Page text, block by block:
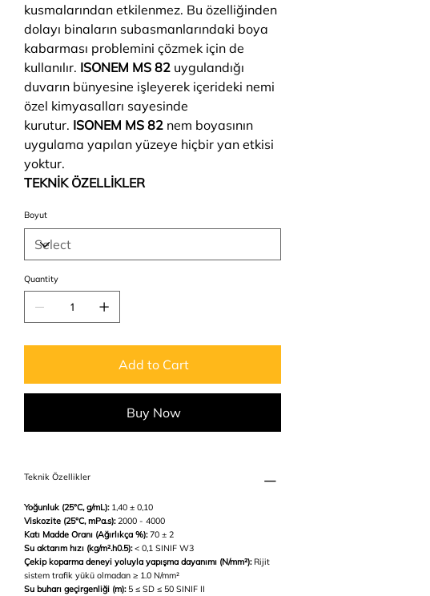
kusmalarından etkilenmez. Bu özelliğinden
dolayı binaların subasmanlarındaki boya
kabarması problemini çözmek için de
kullanılır. ISONEM MS 82 uygulandığı
duvarın bünyesine işleyerek içerideki nemi
özel kimyasalları sayesinde
kurutur. ISONEM MS 82 nem boyasının
uygulama yapılan yüzeye hiçbir yan etkisi
yoktur.
TEKNİK ÖZELLİKLER
Boyut
Quantity
Add to Cart
Buy Now
Teknik Özellikler
Yoğunluk (25°C, g/mL):1,40 ± 0,10
Viskozite (25°C, mPa.s):2000 - 4000
Katı Madde Oranı (Ağırlıkça %):70 ± 2
Su aktarım hızı (kg/m².h0.5):< 0,1 SINIF W3
Çekip koparma deneyi yoluyla yapışma dayanımı (N/mm²):Rijit
sistem trafik yükü olmadan ≥ 1.0 N/mm²
Su buharı geçirgenliği (m):5 ≤ SD ≤ 50 SINIF II